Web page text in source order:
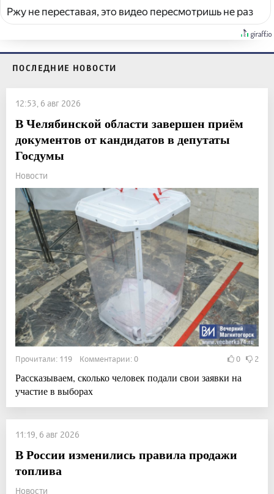
Ржу не переставая, это видео пересмотришь не раз
ПОСЛЕДНИЕ НОВОСТИ
12:53, 6 авг 2026
В Челябинской области завершен приём
документов от кандидатов в депутаты
Госдумы
Новости
Прочитали: 119 Комментарии: 0 0 2
Рассказываем, сколько человек подали свои заявки на
участие в выборах
11:19, 6 авг 2026
В России изменились правила продажи
топлива
Новости